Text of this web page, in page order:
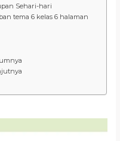
Sehari-hari
tema 6 kelas 6 halaman